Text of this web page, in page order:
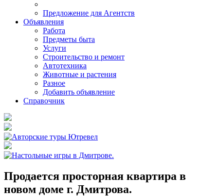
Предложение для Агентств
Объявления
Работа
Предметы быта
Услуги
Строительство и ремонт
Автотехника
Животные и растения
Разное
Добавить объявление
Справочник
Продается просторная квартира в
новом доме г. Дмитрова.